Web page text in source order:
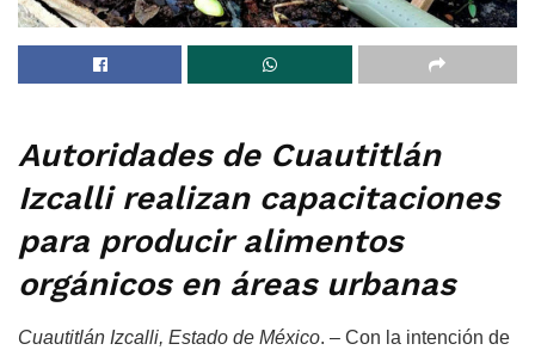
Autoridades de Cuautitlán
Izcalli realizan capacitaciones
para producir alimentos
orgánicos en áreas urbanas
Cuautitlán Izcalli, Estado de México. – Con la intención de